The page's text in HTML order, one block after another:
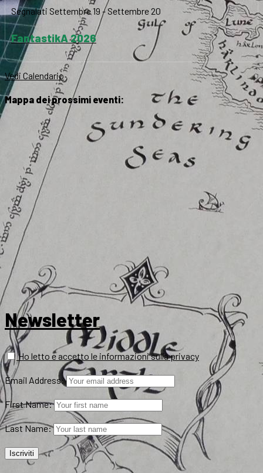
Segnalati Settembre 19 -Settembre 20
FantastikA 2026
Vedi Calendario
Mappa dei prossimi eventi:
Newsletter
Ho letto e accetto le informazioni sulla privacy
Email Address:
First Name:
Last Name: